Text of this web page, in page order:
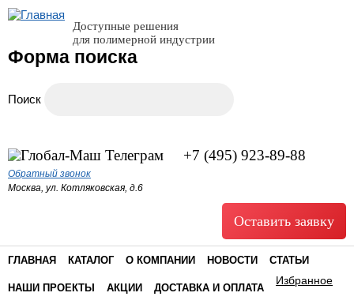
Доступные решения
для полимерной индустрии
Форма поиска
Поиск
+7 (495) 923-89-88
Обратный звонок
Москва, ул. Котляковская, д.6
Оставить заявку
ГЛАВНАЯ КАТАЛОГ О КОМПАНИИ НОВОСТИ СТАТЬИ
НАШИ ПРОЕКТЫ АКЦИИ ДОСТАВКА И ОПЛАТА
Избранное